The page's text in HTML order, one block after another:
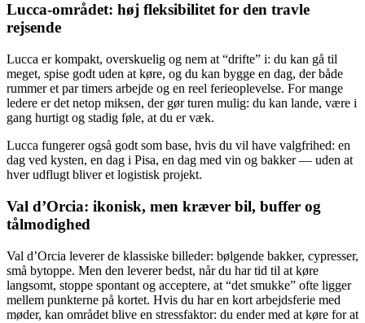
Lucca-området: høj fleksibilitet for den travle
rejsende
Lucca er kompakt, overskuelig og nem at “drifte” i: du kan gå til
meget, spise godt uden at køre, og du kan bygge en dag, der både
rummer et par timers arbejde og en reel ferieoplevelse. For mange
ledere er det netop miksen, der gør turen mulig: du kan lande, være i
gang hurtigt og stadig føle, at du er væk.
Lucca fungerer også godt som base, hvis du vil have valgfrihed: en
dag ved kysten, en dag i Pisa, en dag med vin og bakker — uden at
hver udflugt bliver et logistisk projekt.
Val d’Orcia: ikonisk, men kræver bil, buffer og
tålmodighed
Val d’Orcia leverer de klassiske billeder: bølgende bakker, cypresser,
små bytoppe. Men den leverer bedst, når du har tid til at køre
langsomt, stoppe spontant og acceptere, at “det smukke” ofte ligger
mellem punkterne på kortet. Hvis du har en kort arbejdsferie med
møder, kan området blive en stressfaktor: du ender med at køre for at